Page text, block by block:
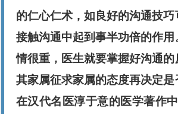
的仁心仁术，如良好的沟通技
接触沟通中起到事半功倍的作
情很重，医生就要掌握好沟通
其家属征求家属的态度再决定
在汉代名医淳于意的医学著作